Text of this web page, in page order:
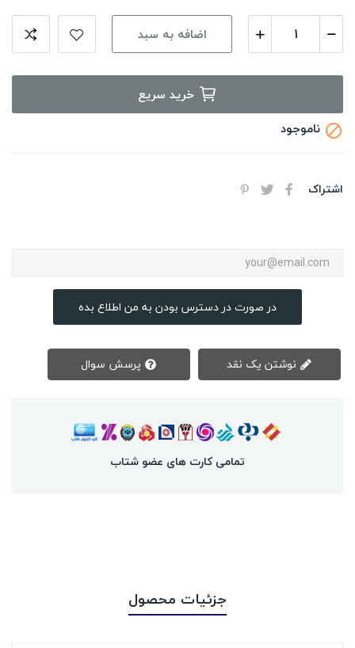
اضافه به سبد
خرید سریع
 ناموجود
اشتراک
در صورت در دسترس بودن به من اطلاع بده
تمامی کارت های عضو شتاب
جزئیات محصول